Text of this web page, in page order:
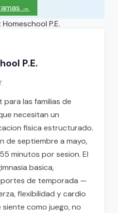
→
P.E.
P.E.
para las familias de
necesitan un
fisica estructurado.
de septiembre a mayo,
minutos por sesion. El
basica,
de temporada —
flexibilidad y cardio
como juego, no